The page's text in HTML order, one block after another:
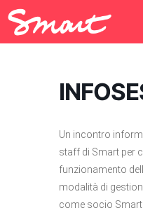
Un incontro
staff di Smart per
funzionamento
modalità di
come socio Smart.